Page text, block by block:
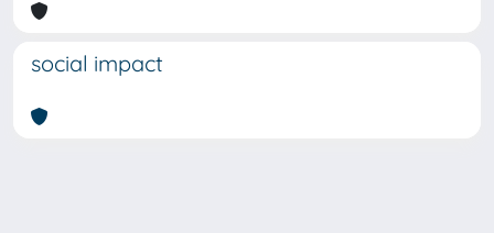
social impact